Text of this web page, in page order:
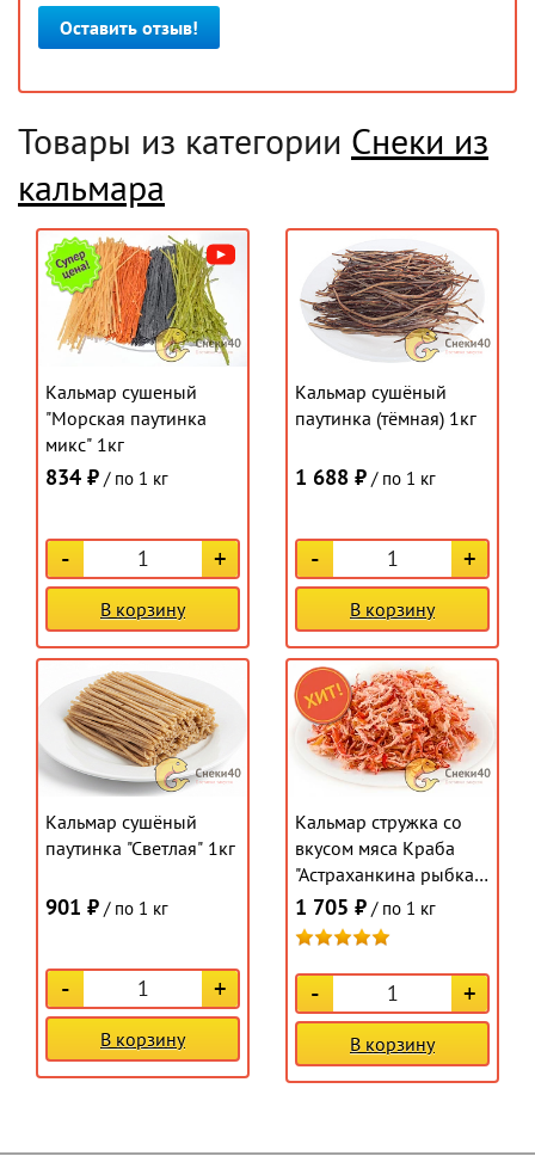
Оставить отзыв!
Товары из категории Снеки из
кальмара
Кальмар сушеный
"Морская паутинка
микс" 1кг
834 ₽ / по 1 кг
- +
В корзину
Кальмар сушёный
паутинка (тёмная) 1кг
1 688 ₽ / по 1 кг
- +
В корзину
Кальмар сушёный
паутинка "Светлая" 1кг
901 ₽ / по 1 кг
- +
В корзину
Кальмар стружка со
вкусом мяса Краба
"Астраханкина рыбка"
1кг
1 705 ₽ / по 1 кг
- +
В корзину